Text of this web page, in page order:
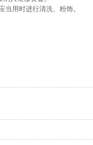
用时进行清洗、粉饰。